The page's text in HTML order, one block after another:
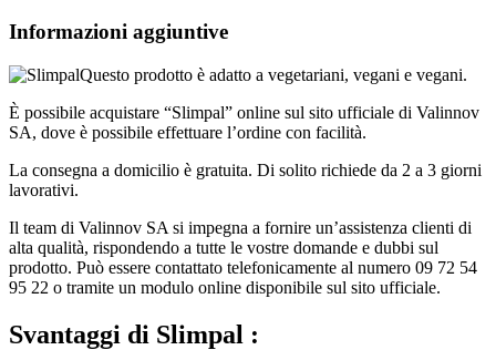
Informazioni aggiuntive
Questo prodotto è adatto a vegetariani, vegani e vegani.
È possibile acquistare “Slimpal” online sul sito ufficiale di Valinnov
SA, dove è possibile effettuare l’ordine con facilità.
La consegna a domicilio è gratuita. Di solito richiede da 2 a 3 giorni
lavorativi.
Il team di Valinnov SA si impegna a fornire un’assistenza clienti di
alta qualità, rispondendo a tutte le vostre domande e dubbi sul
prodotto. Può essere contattato telefonicamente al numero 09 72 54
95 22 o tramite un modulo online disponibile sul sito ufficiale.
Svantaggi di Slimpal :